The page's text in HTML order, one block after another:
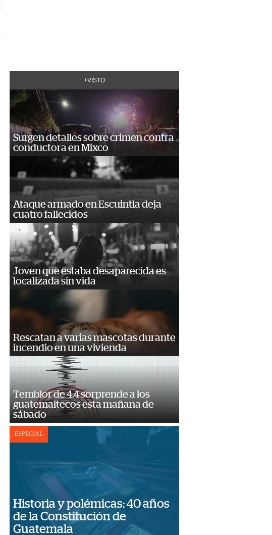
+VISTO
Surgen detalles sobre crimen contra
conductora en Mixco
Ataque armado en Escuintla deja
cuatro fallecidos
Joven que estaba desaparecida es
localizada sin vida
Rescatan a varias mascotas durante
incendio en una vivienda
Temblor de 4.4 sorprende a los
guatemaltecos esta mañana de
sábado
ESPECIAL
Historia y polémicas: 40 años
de la Constitución de
Guatemala